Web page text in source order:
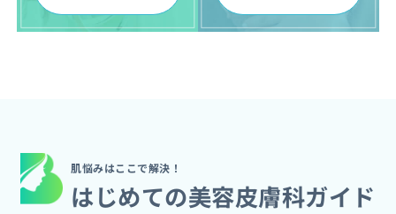
肌悩みはここで解決！
はじめての美容皮膚科ガイド